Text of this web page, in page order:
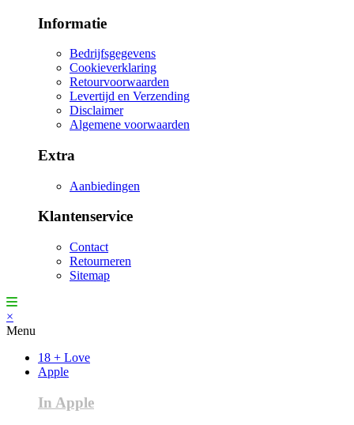
Informatie
Bedrijfsgegevens
Cookieverklaring
Retourvoorwaarden
Levertijd en Verzending
Disclaimer
Algemene voorwaarden
Extra
Aanbiedingen
Klantenservice
Contact
Retourneren
Sitemap
×
Menu
18 + Love
Apple
In Apple